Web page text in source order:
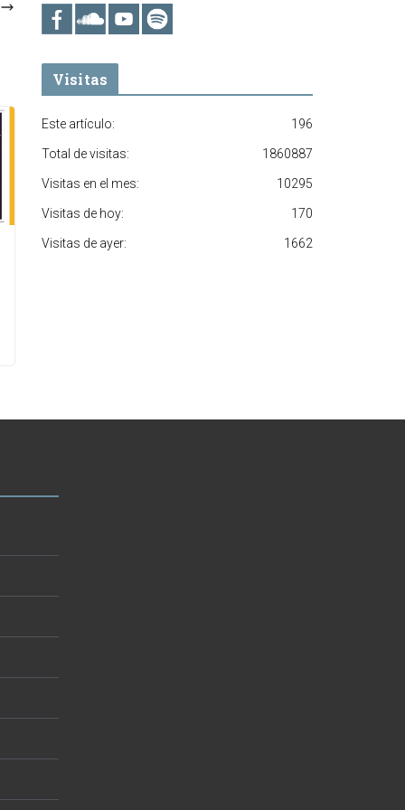
Visitas
196
Este artículo:
1860887
Total de visitas:
10295
Visitas en el mes:
170
Visitas de hoy:
1662
Visitas de ayer: